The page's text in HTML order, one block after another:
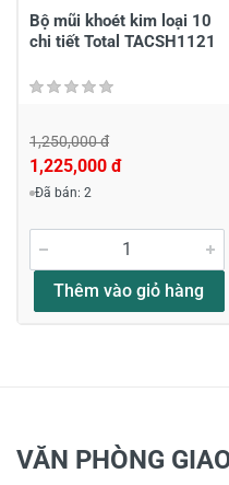
Bộ mũi khoét kim loại 10
chi tiết Total TACSH1121
1,250,000 đ
1,225,000 đ
Đã bán: 2
Thêm vào giỏ hàng
VĂN PHÒNG